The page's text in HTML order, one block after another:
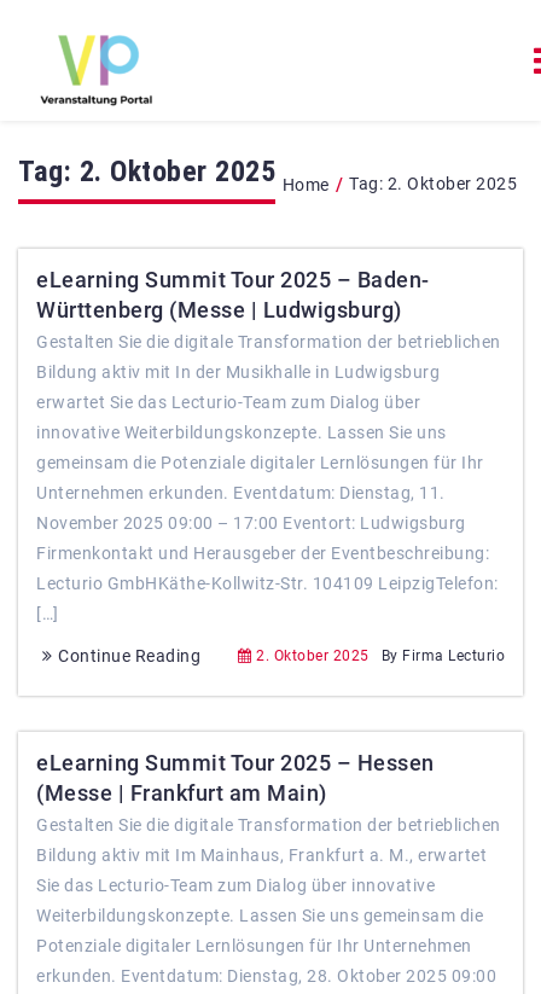
Tag: 2. Oktober 2025 Home / Tag: 2. Oktober 2025
eLearning Summit Tour 2025 – Baden-
Württenberg (Messe | Ludwigsburg)
Gestalten Sie die digitale Transformation der betrieblichen
Bildung aktiv mit In der Musikhalle in Ludwigsburg
erwartet Sie das Lecturio-Team zum Dialog über
innovative Weiterbildungskonzepte. Lassen Sie uns
gemeinsam die Potenziale digitaler Lernlösungen für Ihr
Unternehmen erkunden. Eventdatum: Dienstag, 11.
November 2025 09:00 – 17:00 Eventort: Ludwigsburg
Firmenkontakt und Herausgeber der Eventbeschreibung:
Lecturio GmbHKäthe-Kollwitz-Str. 104109 LeipzigTelefon:
[…]
Continue Reading 2. Oktober 2025 By Firma Lecturio
eLearning Summit Tour 2025 – Hessen
(Messe | Frankfurt am Main)
Gestalten Sie die digitale Transformation der betrieblichen
Bildung aktiv mit Im Mainhaus, Frankfurt a. M., erwartet
Sie das Lecturio-Team zum Dialog über innovative
Weiterbildungskonzepte. Lassen Sie uns gemeinsam die
Potenziale digitaler Lernlösungen für Ihr Unternehmen
erkunden. Eventdatum: Dienstag, 28. Oktober 2025 09:00